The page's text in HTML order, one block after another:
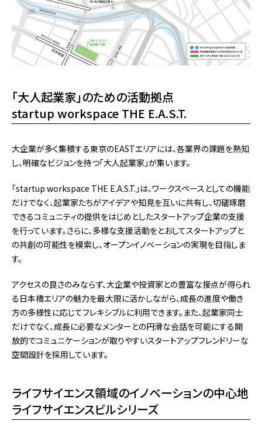
「大人起業家」のための活動拠点
startup workspace THE E.A.S.T.
大企業が多く集積する東京のEASTエリアには、各業界の課題を熟知
し、明確なビジョンを持つ「大人起業家」が集います。
「startup workspace THE E.A.S.T.」は、ワークスペースとしての機能
だけでなく、起業家たちがアイデアや知見を互いに共有し、切磋琢磨
できるコミュニティの提供をはじめとしたスタートアップ企業の支援
を行っています。さらに、多様な支援活動をとおしてスタートアップと
の共創の可能性を模索し、オープンイノベーションの実現を目指しま
す。
アクセスの良さのみならず、大企業や投資家との豊富な接点が得られ
る日本橋エリアの魅力を最大限に活かしながら、成長の進度や働き
方の多様性に応じてフレキシブルに利用できます。また、起業家同士
だけでなく、成長に必要なメンターとの円滑な会話を可能にする開
放的でコミュニケーションが取りやすいスタートアップフレンドリーな
空間設計を採用しています。
ライフサイエンス領域のイノベーションの中心地
ライフサイエンスビルシリーズ